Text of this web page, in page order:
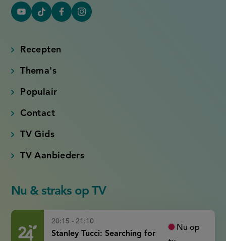
YouTube
link)
Tiktok
link)
FacebookInstagram
Recepten
Thema's
Populair
Contact
TV Gids
TV Aanbieders
Nu & straks op TV
20:15 - 21:10
Stanley Tucci: Searching for
Nu op